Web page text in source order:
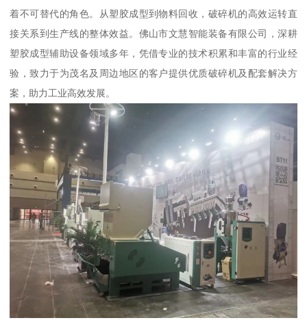
着不可替代的角色。从塑胶成型到物料回收，破碎机的高效运转直
接关系到生产线的整体效益。佛山市文慧智能装备有限公司，深耕
塑胶成型辅助设备领域多年，凭借专业的技术积累和丰富的行业经
验，致力于为茂名及周边地区的客户提供优质破碎机及配套解决方
案，助力工业高效发展。